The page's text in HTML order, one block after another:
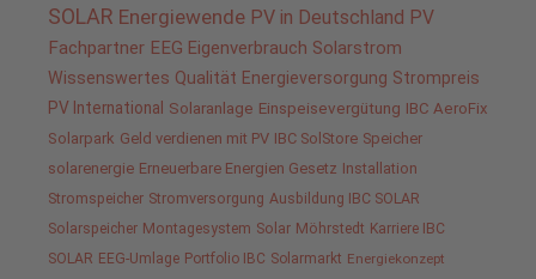
SOLAR Energiewende PV in Deutschland PV
Fachpartner EEG Eigenverbrauch Solarstrom
Wissenswertes Qualität Energieversorgung Strompreis
PV International Solaranlage Einspeisevergütung IBC AeroFix
Solarpark Geld verdienen mit PV IBC SolStore Speicher
solarenergie Erneuerbare Energien Gesetz Installation
Stromspeicher Stromversorgung Ausbildung IBC SOLAR
Solarspeicher Montagesystem Solar Möhrstedt Karriere IBC
SOLAR EEG-Umlage Portfolio IBC Solarmarkt Energiekonzept